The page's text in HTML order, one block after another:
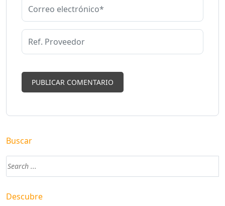
Buscar
Descubre